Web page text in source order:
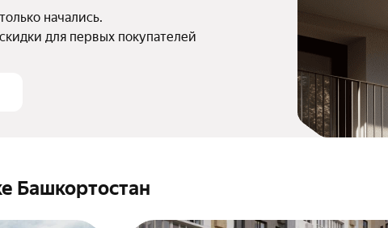
начались.
для первых покупателей
Башкортостан